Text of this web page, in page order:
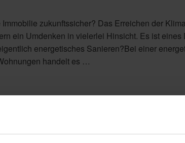
zukunftssicher? Das Erreichen der
ein Umdenken in vielerlei Hinsicht. Es ist eines
energetisches Sanieren?Bei einer
handelt es …
Flachlamelle: Windstabilität hat